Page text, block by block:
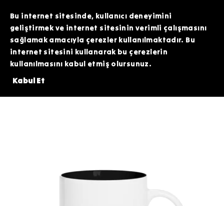
HATTIMIZDAN BİZİMLE İLETİŞİME GEÇEBİLİRSİNİZ. SİZE EN İYİ FIRSATLARI
SUNMAK İÇİN BURADAYIZ!
Bu internet sitesinde, kullanıcı deneyimini
geliştirmek ve internet sitesinin verimli çalışmasını
sağlamak amacıyla çerezler kullanılmaktadır. Bu
internet sitesini kullanarak bu çerezlerin
kullanılmasını kabul etmiş olursunuz.
Kabul Et
200 TL DEĞERİNDEKİ ARDİTİ TACTİCAL SİLİKON PATCH HEDİYE!⚠️